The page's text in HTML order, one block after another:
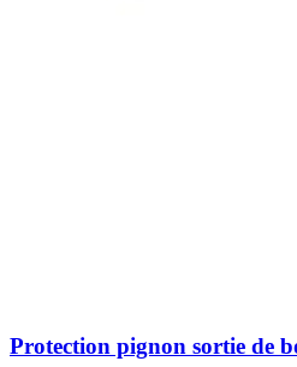
Protection pignon sortie de